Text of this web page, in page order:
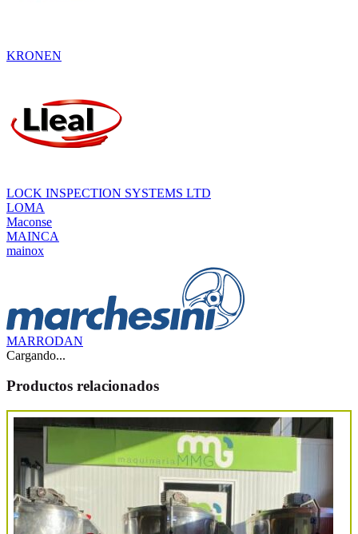
KRONEN
LOCK INSPECTION SYSTEMS LTD
LOMA
Maconse
MAINCA
mainox
MARRODAN
Cargando...
Productos relacionados